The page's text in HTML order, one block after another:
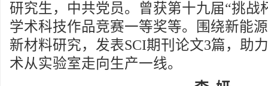
研究生，中共党员。曾获第十九届“挑战
学术科技作品竞赛一等奖等。围绕新能
新材料研究，发表SCI期刊论文3篇，助
术从实验室走向生产一线。